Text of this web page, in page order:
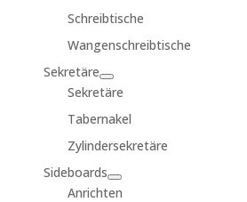
Schreibtische
Wangenschreibtische
Sekretäre
Sekretäre
Tabernakel
Zylindersekretäre
Sideboards
Anrichten